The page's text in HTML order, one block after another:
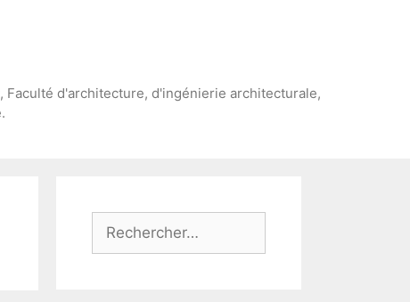
d'architecture, d'ingénierie architecturale,
Rechercher :